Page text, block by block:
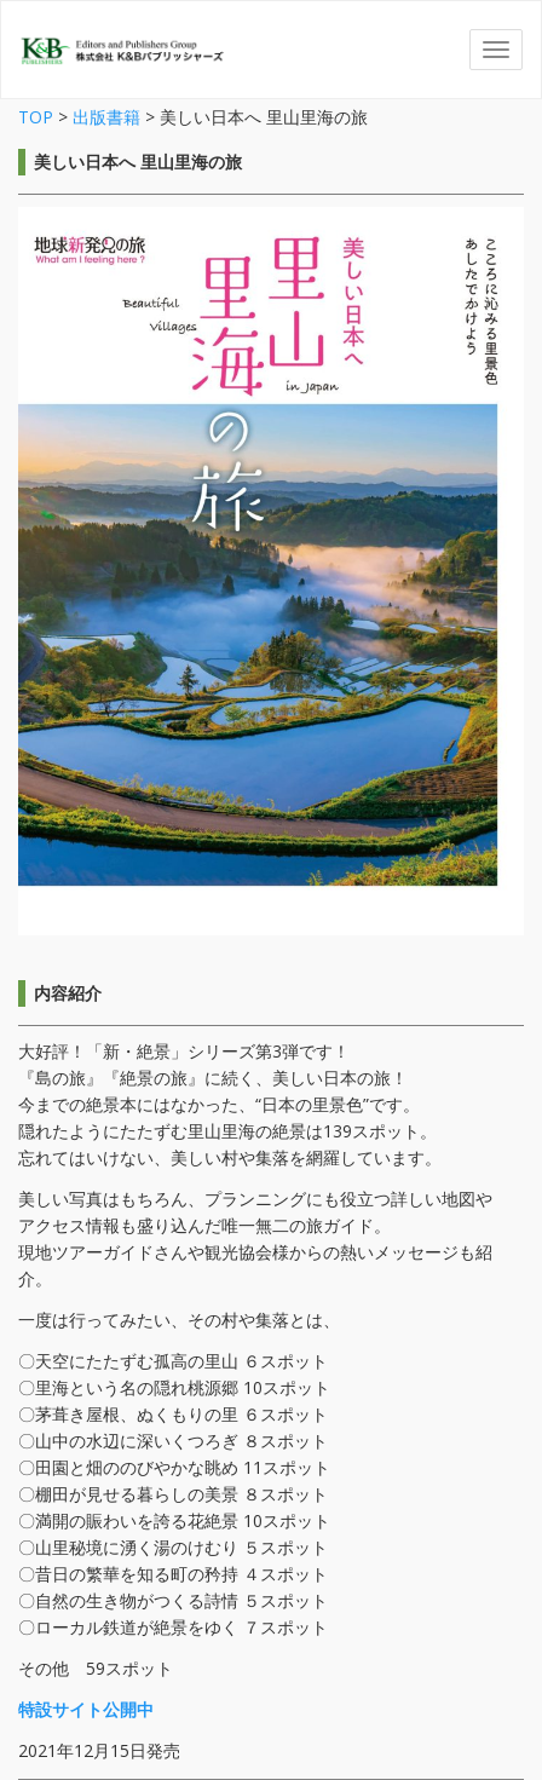
TOP > 出版書籍 > 美しい日本へ 里山里海の旅
美しい日本へ 里山里海の旅
内容紹介
大好評！「新・絶景」シリーズ第3弾です！
『島の旅』『絶景の旅』に続く、美しい日本の旅！
今までの絶景本にはなかった、“日本の里景色”です。
隠れたようにたたずむ里山里海の絶景は139スポット。
忘れてはいけない、美しい村や集落を網羅しています。
美しい写真はもちろん、プランニングにも役立つ詳しい地図や
アクセス情報も盛り込んだ唯一無二の旅ガイド。
現地ツアーガイドさんや観光協会様からの熱いメッセージも紹
介。
一度は行ってみたい、その村や集落とは、
〇天空にたたずむ孤高の里山 ６スポット
〇里海という名の隠れ桃源郷 10スポット
〇茅葺き屋根、ぬくもりの里 ６スポット
〇山中の水辺に深いくつろぎ ８スポット
〇田園と畑ののびやかな眺め 11スポット
〇棚田が見せる暮らしの美景 ８スポット
〇満開の賑わいを誇る花絶景 10スポット
〇山里秘境に湧く湯のけむり ５スポット
〇昔日の繁華を知る町の矜持 ４スポット
〇自然の生き物がつくる詩情 ５スポット
〇ローカル鉄道が絶景をゆく ７スポット
その他 59スポット
特設サイト公開中
2021年12月15日発売